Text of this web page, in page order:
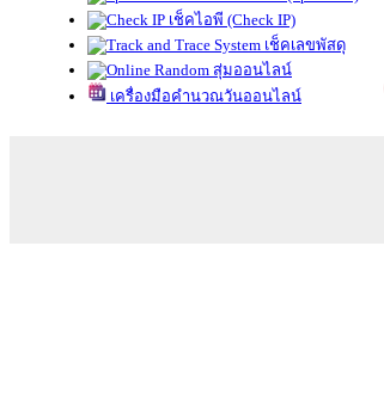
เช็คไอพี (Check IP)
เช็คเลขพัสดุ
สุ่มออนไลน์
เครื่องมือคำนวณวันออนไลน์